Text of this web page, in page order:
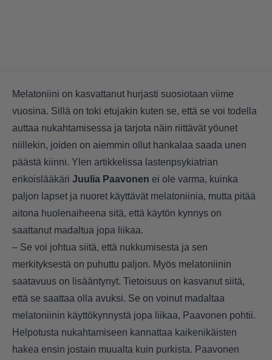
Melatoniini on kasvattanut hurjasti suosiotaan viime
vuosina. Sillä on toki etujakin kuten se, että se voi todella
auttaa nukahtamisessa ja tarjota näin riittävät yöunet
niillekin, joiden on aiemmin ollut hankalaa saada unen
päästä kiinni. Ylen artikkelissa lastenpsykiatrian
erikoislääkäri Juulia Paavonen ei ole varma, kuinka
paljon lapset ja nuoret käyttävät melatoniinia, mutta pitää
aitona huolenaiheena sitä, että käytön kynnys on
saattanut madaltua jopa liikaa.
– Se voi johtua siitä, että nukkumisesta ja sen
merkityksestä on puhuttu paljon. Myös melatoniinin
saatavuus on lisääntynyt. Tietoisuus on kasvanut siitä,
että se saattaa olla avuksi. Se on voinut madaltaa
melatoniinin käyttökynnystä jopa liikaa, Paavonen pohtii.
Helpotusta nukahtamiseen kannattaa kaikenikäisten
hakea ensin jostain muualta kuin purkista. Paavonen